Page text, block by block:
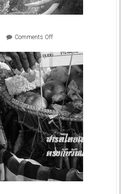
Comments Offon
สงกรานต์